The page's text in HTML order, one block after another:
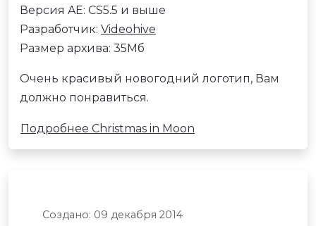
Версия AE: CS5.5 и выше
Разработчик: Videohive
Размер архива: 35Мб
Очень красивый новогодний логотип, Вам
должно понравиться.
Подробнее Christmas in Moon
Создано: 09 декабря 2014